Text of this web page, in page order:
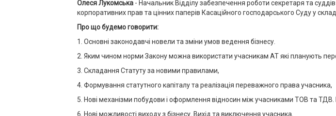
ОлесяЛукомська - Начальник Відділу забезпечення роботи секретаря та
корпоративних прав та цінних паперів Касаційного господарського Суду у
Про що будемо говорити:
1. Основні законодавчі новели та зміни умов ведення бізнесу.
2. Яким чином норми Закону можна використати учасникам АТ які планують
3. Складання Статуту за новими правилами,
4. Формування статутного капіталу та реалізація переважного права учасника,
5. Нові механізми побудови і оформлення відносин між учасниками ТОВ та ТДВ.
6. Нові можливості виходу з бізнесу. Вихід та виключення учасника.